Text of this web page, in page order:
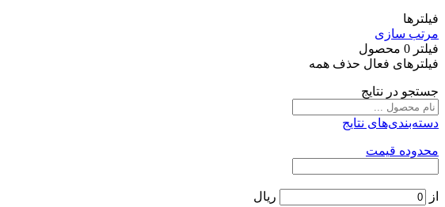
فیلترها
مرتب سازی
فیلتر 0 محصول
فیلترهای فعال حذف همه
جستجو در نتایج
دسته‌بندی‌های نتایج
محدوده قیمت
از ریال